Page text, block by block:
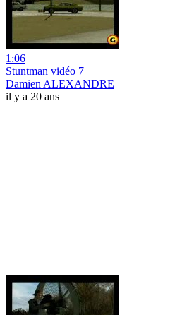
1:06
Stuntman vidéo 7
Damien ALEXANDRE
il y a 20 ans